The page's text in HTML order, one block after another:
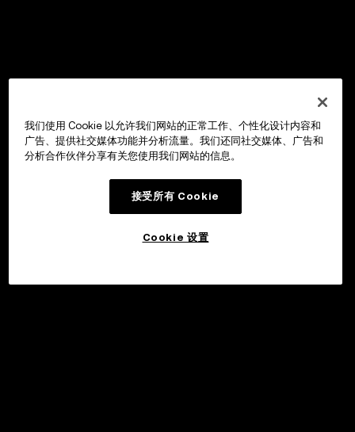
我们使用 Cookie 以允许我们网站的正常工作、个性化设计内容和
广告、提供社交媒体功能并分析流量。我们还同社交媒体、广告和
分析合作伙伴分享有关您使用我们网站的信息。
接受所有 Cookie
Cookie 设置